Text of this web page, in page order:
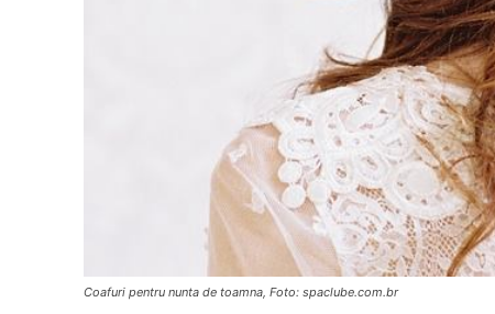
Coafuri pentru nunta de toamna, Foto: spaclube.com.br